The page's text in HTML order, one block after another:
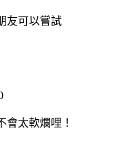
友可以嘗試
會太軟爛哩！